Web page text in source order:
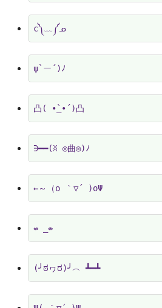
c༽﹏༼ᓄ
ψ`ー´)ﾉ
凸( •̀_•́ )凸
∋━━(ꐦ ◎曲◎)ﾉ
←～（o ｀▽´ )oΨ
⇎ _⇎
(╯ಠヮರ)╯︵ ┻━┻